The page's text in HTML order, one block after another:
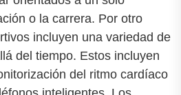
o la carrera. Por otro
incluyen una variedad de
del tiempo. Estos incluyen
del ritmo cardíaco